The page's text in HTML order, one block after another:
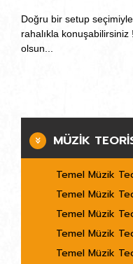
Doğru bir setup
rahalıkla
olsun...
MÜZİK
Temel Müzik
Temel Müzik
Temel Müzik
Temel Müzik
Temel Müzik